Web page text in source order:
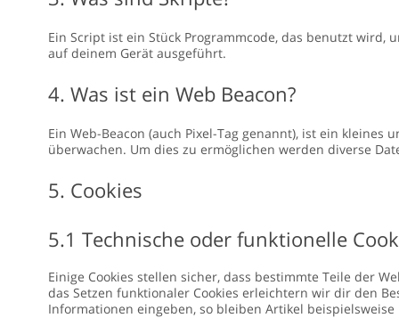
Ein Script ist ein Stück Programmcode, das benutzt
auf deinem Gerät ausgeführt.
4. Was ist ein Web Beacon?
Ein Web-Beacon (auch Pixel-Tag genannt), ist ein
überwachen. Um dies zu ermöglichen werden diverse
5. Cookies
5.1 Technische oder funktionelle
Einige Cookies stellen sicher, dass bestimmte Teile der
das Setzen funktionaler Cookies erleichtern wir dir den
Informationen eingeben, so bleiben Artikel